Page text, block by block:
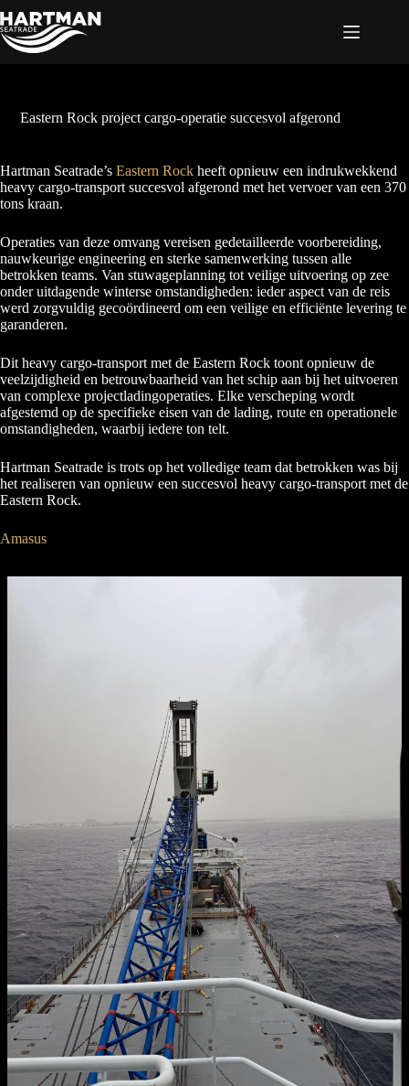
naar
de
inhoud
Eastern Rock project cargo-operatie succesvol afgerond
Hartman Seatrade’s Eastern Rock heeft opnieuw een indrukwekkend
heavy cargo-transport succesvol afgerond met het vervoer van een 370
tons kraan.
Operaties van deze omvang vereisen gedetailleerde voorbereiding,
nauwkeurige engineering en sterke samenwerking tussen alle
betrokken teams. Van stuwageplanning tot veilige uitvoering op zee
onder uitdagende winterse omstandigheden: ieder aspect van de reis
werd zorgvuldig gecoördineerd om een veilige en efficiënte levering te
garanderen.
Dit heavy cargo-transport met de Eastern Rock toont opnieuw de
veelzijdigheid en betrouwbaarheid van het schip aan bij het uitvoeren
van complexe projectladingoperaties. Elke verscheping wordt
afgestemd op de specifieke eisen van de lading, route en operationele
omstandigheden, waarbij iedere ton telt.
Hartman Seatrade is trots op het volledige team dat betrokken was bij
het realiseren van opnieuw een succesvol heavy cargo-transport met de
Eastern Rock.
Amasus